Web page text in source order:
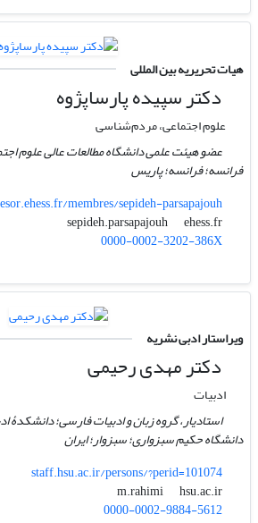
هیات تحریریه بین المللی
دکتر سپیده پارساپژوه
علوم اجتماعی، مردم‌شناسی
عضو هیئت علمی دانشگاه مطالعات عالی علوم
فرانسه؛ فرانسه؛ پاریس
membres/sepideh-parsapajouh
sepideh.parsapajouh
ehess.fr
0000-0002-3202-386X
ویراستار ادبی نشریه
دکتر مهدی رحیمی
ادبیات
استادیار، گروه زبان و ادبیات فارسی؛ دانشکدۀ
دانشگاه حکیم سبزواری؛ سبزوار؛ ایران
staff.hsu.ac.ir/persons/?perid=101074
m.rahimi
hsu.ac.ir
0000-0002-9884-5612